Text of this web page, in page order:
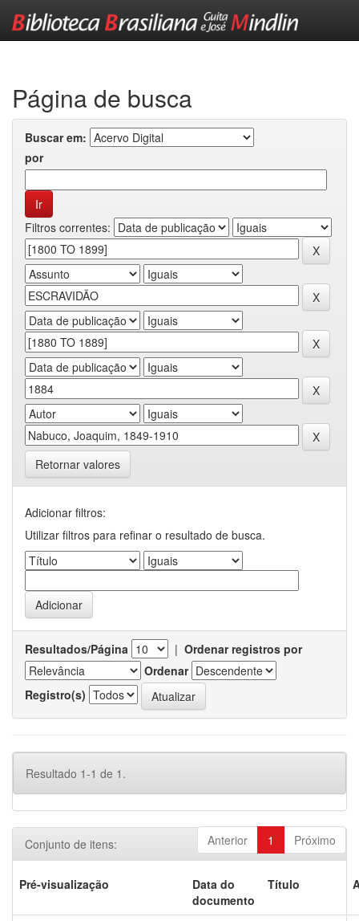
Página de busca
Buscar em:
por
Filtros correntes:
Retornar valores
Adicionar filtros:
Utilizar filtros para refinar o resultado de busca.
Resultados/Página | Ordenar registros por
Ordenar
Registro(s)
Resultado 1-1 de 1.
Anterior 1 Próximo
Conjunto de itens:
Pré-visualização
Data do
documento
Título